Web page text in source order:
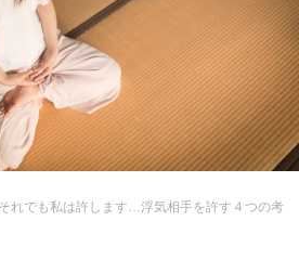
それでも私は許します…浮気相手を許す４つの考